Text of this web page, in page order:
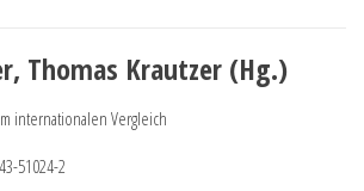
Thomas Krautzer (Hg.)
internationalen Vergleich
51024-2